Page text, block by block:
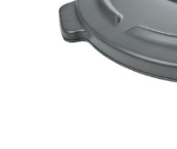
Grattoirs, moutons et
Guenilles et éponges
Hygiène personnelle